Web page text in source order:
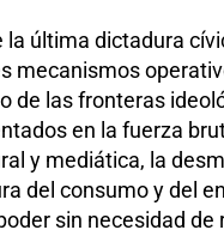
última dictadura
mecanismos
de las fronteras
en la fuerza
y mediática, la
del consumo y del
sin necesidad de